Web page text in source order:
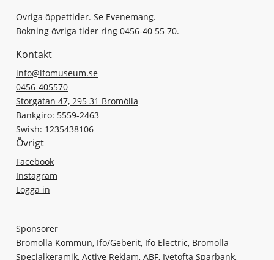
Övriga öppettider. Se Evenemang.
Bokning övriga tider ring 0456-40 55 70.
Kontakt
info@ifomuseum.se
0456-405570
Storgatan 47, 295 31 Bromölla
Bankgiro: 5559-2463
Swish: 1235438106
Övrigt
Facebook
Instagram
Logga in
Sponsorer
Bromölla Kommun, Ifö/Geberit, Ifö Electric, Bromölla
Specialkeramik, Active Reklam, ABF, Ivetofta Sparbank,